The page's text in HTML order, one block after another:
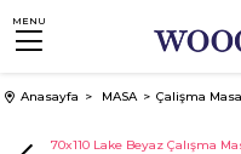
MENU
Anasayfa MASA Çalişma
Mirage 70x110 Lake Beyaz Çalışma